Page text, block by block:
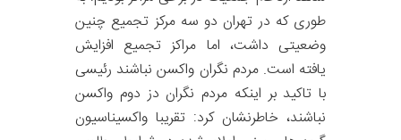
طوری که در تهران دو سه مرکز تجمیع چنین
وضعیتی داشت، اما مراکز تجمیع افزایش
یافته است. مردم نگران واکسن نباشند رئیسی
با تاکید بر اینکه مردم نگران دز دوم واکسن
نباشند، خاطرنشان کرد: تقریبا واکسیناسیون